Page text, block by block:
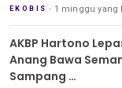
EKOBIS 1 minggu yang
AKBP Hartono
Anang Bawa
Sampang